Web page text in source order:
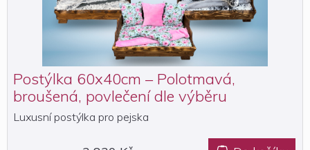
Postýlka 60x40cm – Polotmavá,
broušená, povlečení dle výběru
Luxusní postýlka pro pejska